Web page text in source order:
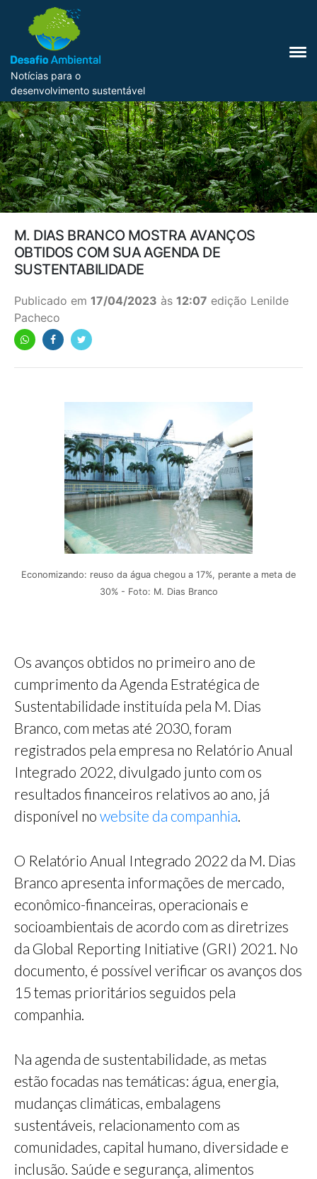
Notícias para o
desenvolvimento sustentável
M. DIAS BRANCO MOSTRA AVANÇOS
OBTIDOS COM SUA AGENDA DE
SUSTENTABILIDADE
Publicado em 17/04/2023 às 12:07 edição Lenilde
Pacheco
Economizando: reuso da água chegou a 17%, perante a meta de
30% - Foto: M. Dias Branco
Os avanços obtidos no primeiro ano de
cumprimento da Agenda Estratégica de
Sustentabilidade instituída pela M. Dias
Branco, com metas até 2030, foram
registrados pela empresa no Relatório Anual
Integrado 2022, divulgado junto com os
resultados financeiros relativos ao ano, já
disponível no website da companhia
O Relatório Anual Integrado 2022 da M. Dias
Branco apresenta informações de mercado,
econômico-financeiras, operacionais e
socioambientais de acordo com as diretrizes
da Global Reporting Initiative (GRI) 2021. No
documento, é possível verificar os avanços dos
15 temas prioritários seguidos pela
companhia.
Na agenda de sustentabilidade, as metas
estão focadas nas temáticas: água, energia,
mudanças climáticas, embalagens
sustentáveis, relacionamento com as
comunidades, capital humano, diversidade e
inclusão. Saúde e segurança, alimentos